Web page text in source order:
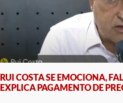
RUI COSTA SE EMOCIONA,
EXPLICA PAGAMENTO DE